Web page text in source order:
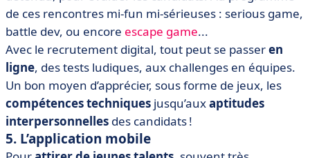
de ces rencontres mi-fun mi-sérieuses : serious game,
battle dev, ou encore escape game...
Avec le recrutement digital, tout peut se passeren
ligne, des tests ludiques, aux challenges en équipes.
Un bon moyen d’apprécier, sous forme de jeux, les
compétences techniques jusqu’auxaptitudes
interpersonnelles des candidats !
5. L’application mobile